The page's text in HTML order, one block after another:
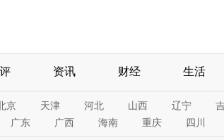
资讯 财经 生活
京 天津 河北 山西 辽宁
广东 广西 海南 重庆 四川